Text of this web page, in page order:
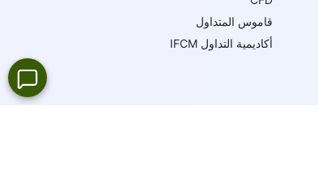
قاموس المتداول
أكاديمية التداول IFCM